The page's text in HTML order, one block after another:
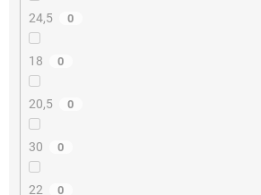
24,5 0
18 0
20,5 0
30 0
22 0